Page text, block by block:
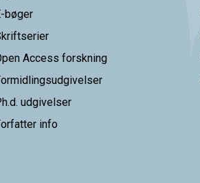
bøger
Access forskning
udgivelser
info